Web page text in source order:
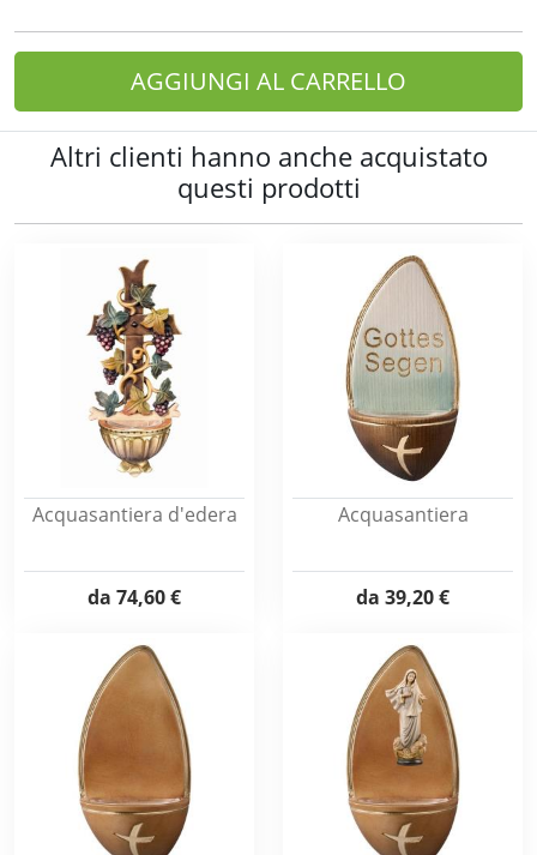
AGGIUNGI AL CARRELLO
Altri clienti hanno anche acquistato
questi prodotti
Acquasantiera d'edera
da 74,60 €
Acquasantiera
da 39,20 €